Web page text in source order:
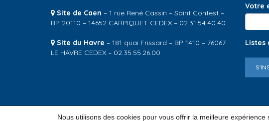
Site de Caen – 1 rue René Cassin – Saint Contest –
BP 20110 – 14652 CARPIQUET CEDEX – 02.31.54.40.40
Site du Havre – 181 quai Frissard – BP 1410 – 76067
LE HAVRE CEDEX – 02.35.55.26.00
Votre
Listes
Nous utilisons des cookies pour vous offrir la meilleure expérience